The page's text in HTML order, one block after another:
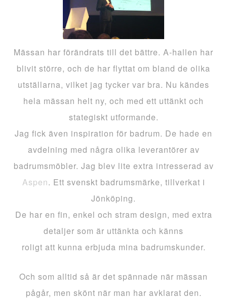
Mässan har förändrats till det bättre. A-hallen har
blivit större, och de har flyttat om bland de olika
utställarna, vilket jag tycker var bra. Nu kändes
hela mässan helt ny, och med ett uttänkt och
stategiskt utformande.
Jag fick även inspiration för badrum. De hade en
avdelning med några olika leverantörer av
badrumsmöbler. Jag blev lite extra intresserad av
Aspen. Ett svenskt badrumsmärke, tillverkat i
Jönköping.
De har en fin, enkel och stram design, med extra
detaljer som är uttänkta och känns
roligt att kunna erbjuda mina badrumskunder.
Och som alltid så är det spännade när mässan
pågår, men skönt när man har avklarat den.